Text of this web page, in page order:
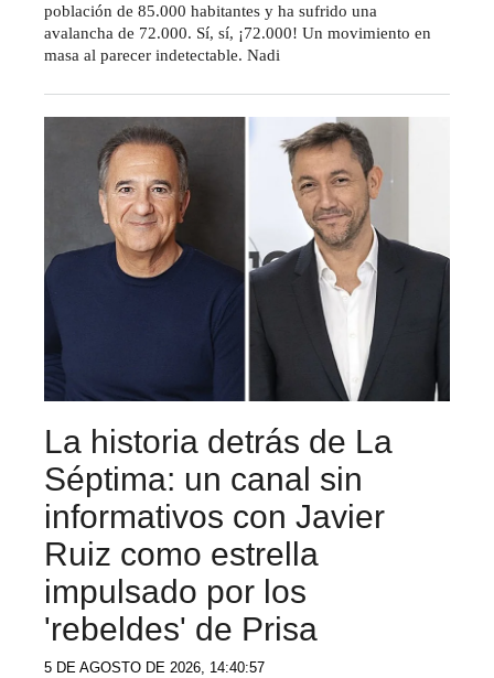
población de 85.000 habitantes y ha sufrido una
avalancha de 72.000. Sí, sí, ¡72.000! Un movimiento en
masa al parecer indetectable. Nadi
La historia detrás de La
Séptima: un canal sin
informativos con Javier
Ruiz como estrella
impulsado por los
'rebeldes' de Prisa
5 DE AGOSTO DE 2026, 14:40:57